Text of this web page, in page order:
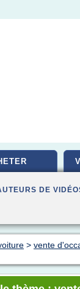
DE
> vente